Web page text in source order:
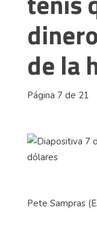
de la
Página 7 de 21
Pete Sampras